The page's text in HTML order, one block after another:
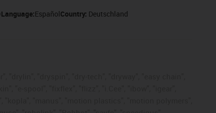
Language:EspañolCountry: Deutschland